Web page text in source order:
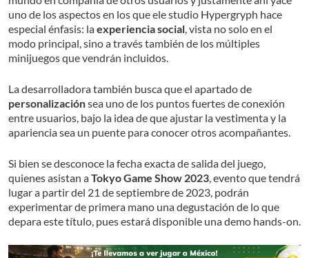
uno de los aspectos en los que ele studio Hypergryph hace
especial énfasis: laexperiencia social , vista no solo en el
modo principal, sino a través también de los múltiples
minijuegos que vendrán incluidos.
La desarrolladora también busca que el apartado de
personalizaciónsea uno de los puntos fuertes de conexión
entre usuarios, bajo la idea de que ajustar la vestimenta y la
apariencia sea un puente para conocer otros acompañantes.
Si bien se desconoce la fecha exacta de salida del juego,
quienes asistan aTokyo Game Show 2023 , evento que tendrá
lugar a partir del 21 de septiembre de 2023, podrán
experimentar de primera mano una degustación de lo que
depara este título, pues estará disponible una demo hands-on.